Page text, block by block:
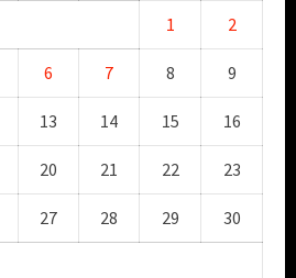
1 2
6 7 8 9
13 14 15 16
20 21 22 23
27 28 29 30